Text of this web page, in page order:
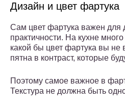
Дизайн и цвет фартука
Сам цвет фартука важен для
практичности. На кухне
какой бы цвет фартука вы не
пятна в контраст, которые
Поэтому самое важное в
Текстура не должна быть